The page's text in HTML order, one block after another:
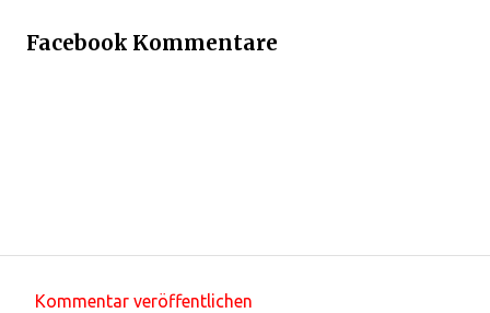
Facebook Kommentare
Kommentar veröffentlichen